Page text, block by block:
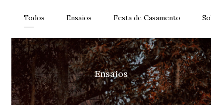
Todos Ensaios Festa de Casamento
Ensaios